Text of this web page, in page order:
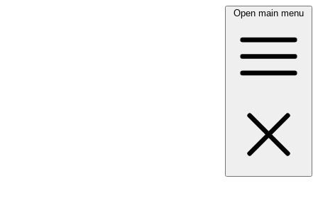
Open main menu